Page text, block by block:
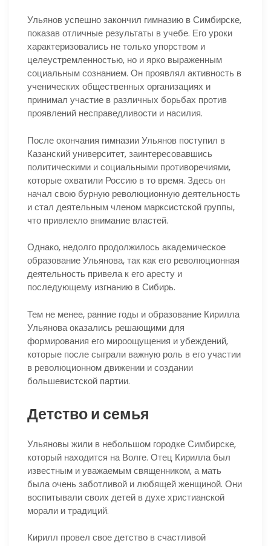
Ульянов успешно закончил гимназию в Симбирске,
показав отличные результаты в учебе. Его уроки
характеризовались не только упорством и
целеустремленностью, но и ярко выраженным
социальным сознанием. Он проявлял активность в
ученических общественных организациях и
принимал участие в различных борьбах против
проявлений несправедливости и насилия.
После окончания гимназии Ульянов поступил в
Казанский университет, заинтересовавшись
политическими и социальными противоречиями,
которые охватили Россию в то время. Здесь он
начал свою бурную революционную деятельность
и стал деятельным членом марксистской группы,
что привлекло внимание властей.
Однако, недолго продолжилось академическое
образование Ульянова, так как его революционная
деятельность привела к его аресту и
последующему изгнанию в Сибирь.
Тем не менее, ранние годы и образование Кирилла
Ульянова оказались решающими для
формирования его мироощущения и убеждений,
которые после сыграли важную роль в его участии
в революционном движении и создании
большевистской партии.
Детство и семья
Ульяновы жили в небольшом городке Симбирске,
который находится на Волге. Отец Кирилла был
известным и уважаемым священником, а мать
была очень заботливой и любящей женщиной. Они
воспитывали своих детей в духе христианской
морали и традиций.
Кирилл провел свое детство в счастливой